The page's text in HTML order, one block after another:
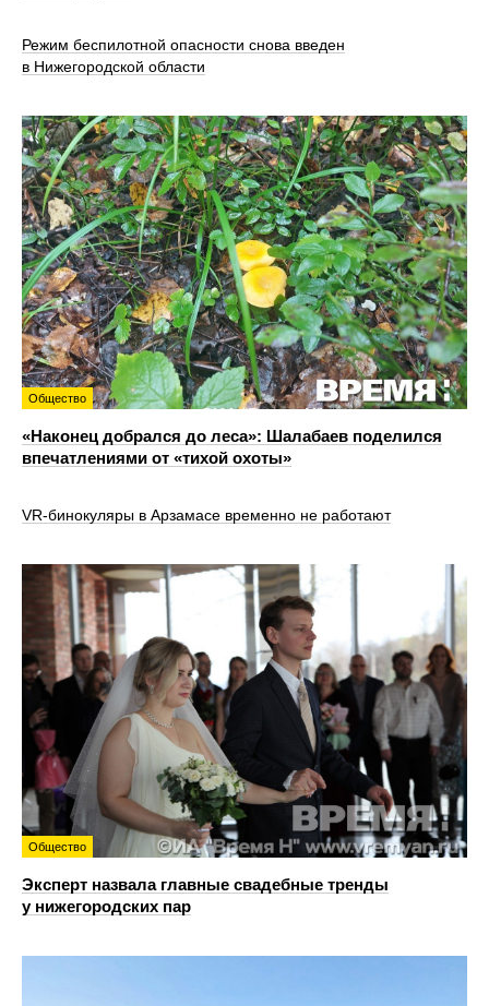
Режим беспилотной опасности снова введен
в Нижегородской области
Общество
«Наконец добрался до леса»: Шалабаев поделился
впечатлениями от «тихой охоты»
VR‑бинокуляры в Арзамасе временно не работают
Общество
Эксперт назвала главные свадебные тренды
у нижегородских пар